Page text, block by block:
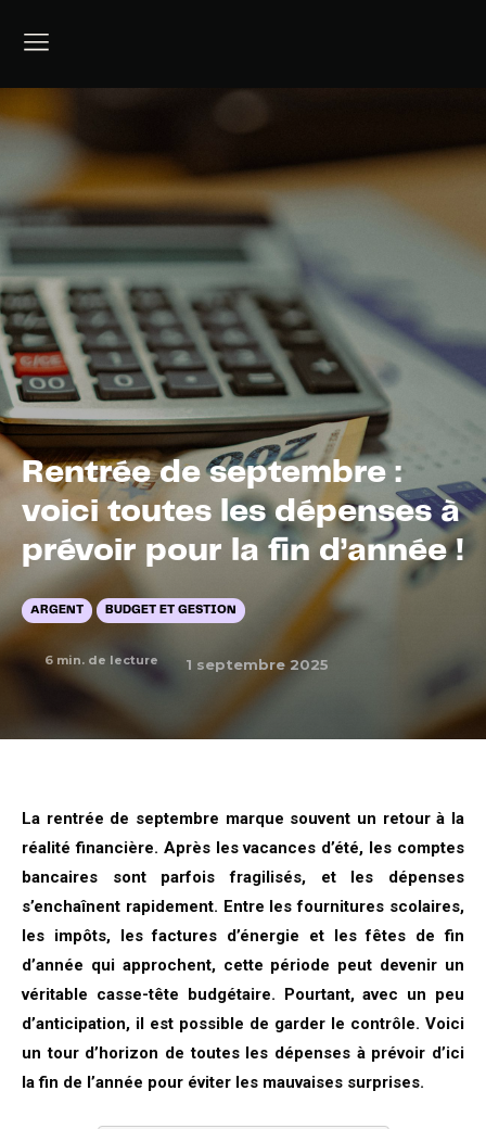
Rentrée de septembre :
voici toutes les dépenses à
prévoir pour la fin d’année !
ARGENT BUDGET ET GESTION
6 min. de lecture 1 septembre 2025
La rentrée de septembre marque souvent un retour à la
réalité financière. Après les vacances d’été, les comptes
bancaires sont parfois fragilisés, et les dépenses
s’enchaînent rapidement. Entre les fournitures scolaires,
les impôts, les factures d’énergie et les fêtes de fin
d’année qui approchent, cette période peut devenir un
véritable casse-tête budgétaire. Pourtant, avec un peu
d’anticipation, il est possible de garder le contrôle. Voici
un tour d’horizon de toutes les dépenses à prévoir d’ici
la fin de l’année pour éviter les mauvaises surprises.